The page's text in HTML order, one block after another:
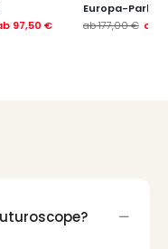
97,50 €
Europa-Park
ab177,00 € ab